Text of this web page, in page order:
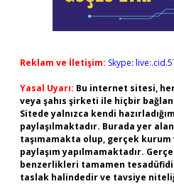
Reklam ve İletişim: Skype:
Yasal Uyarı: Bu internet sitesi,
veya şahıs şirketi ile hiçbir
Sitede yalnızca kendi
paylaşılmaktadır. Burada yer
taşımamakta olup, gerçek kurum
paylaşım yapılmamaktadır.
benzerlikleri tamamen
taslak halindedir ve tavsiye